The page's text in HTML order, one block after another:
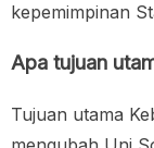
kepemimpinan
Apa tujuan
Tujuan utama